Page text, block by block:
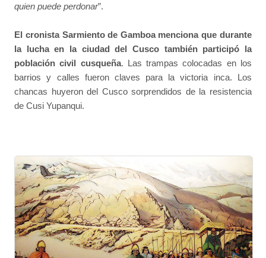
quien puede perdonar”.
El cronista Sarmiento de Gamboa menciona que durante
la lucha en la ciudad del Cusco también participó la
población civil cusqueña. Las trampas colocadas en los
barrios y calles fueron claves para la victoria inca. Los
chancas huyeron del Cusco sorprendidos de la resistencia
de Cusi Yupanqui.